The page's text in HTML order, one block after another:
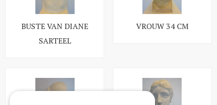
BUSTE VAN DIANE
SARTEEL
VROUW 34 CM